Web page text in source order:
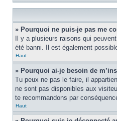
» Pourquoi ne puis-je pas me
Il y a plusieurs raisons qui
été banni. Il est également
Haut
» Pourquoi ai-je besoin de
Tu peux ne pas le faire, il
ne sont pas disponibles aux
te recommandons par
Haut